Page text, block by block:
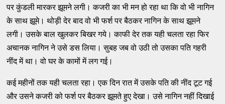
पर कुंडली मारकर झूमने लगी। कजरी का भी मन हो रहा था कि वो भी नागिन
के साथ झूमे। थोड़ी देर बाद वो भी फर्श पर बैठकर नागिन के साथ झूमने
लगी। उसके बाल खुलकर बिखर गये। काफी देर तक यही चलता रहा फिर
अचानक नागिन ने उसे डस लिया। सुबह जब वो उठी तो उसका पति गहरी
नींद में था। वो घर के कामों में लग गई।
कई महीनों तक यही चलता रहा। एक दिन रात में उसके पति की नींद टूट गई
और उसने कजरी को फर्श पर बैठकर झूमते हुए देखा। उसे नागिन नहीं दिखाई